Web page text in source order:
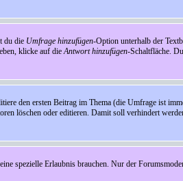
du die Umfrage hinzufügen-Option unterhalb der
klicke auf dieAntwort hinzufügen-Schaltfläche.
den ersten Beitrag im Thema (die Umfrage ist
löschen oder editieren. Damit soll verhindert
spezielle Erlaubnis brauchen. Nur der